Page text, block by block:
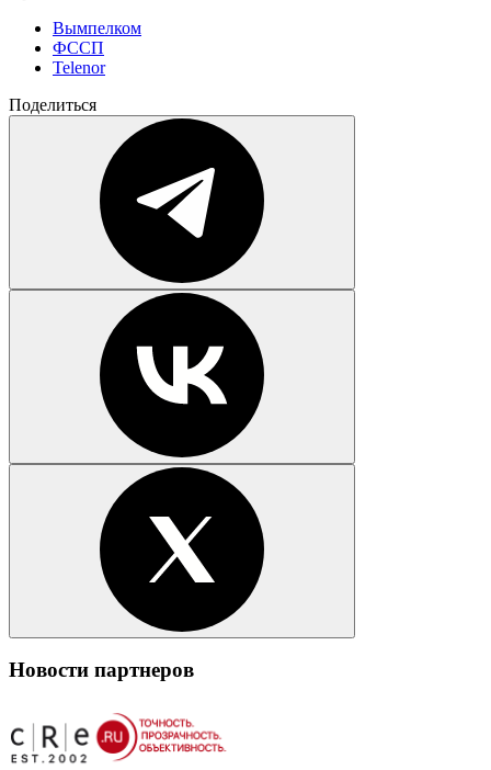
Вымпелком
ФССП
Telenor
Поделиться
Новости партнеров